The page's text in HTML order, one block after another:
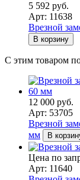
5 592 руб.
Арт: 11638
Врезной
В корзину
С этим товаром
12 000 руб.
Арт: 53705
Врезной
мм
В
Цена по
Арт: 11640